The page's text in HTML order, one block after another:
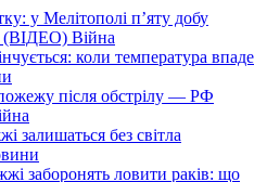
у Мелітополі п’яту добу
(ВІДЕО) Війна
коли температура впаде
після обстрілу — РФ
залишаться без світла
заборонять ловити раків: що